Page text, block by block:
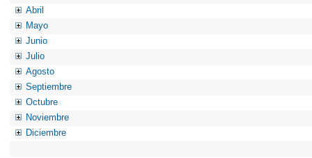
Abril
Mayo
Junio
Julio
Agosto
Septiembre
Octubre
Noviembre
Diciembre